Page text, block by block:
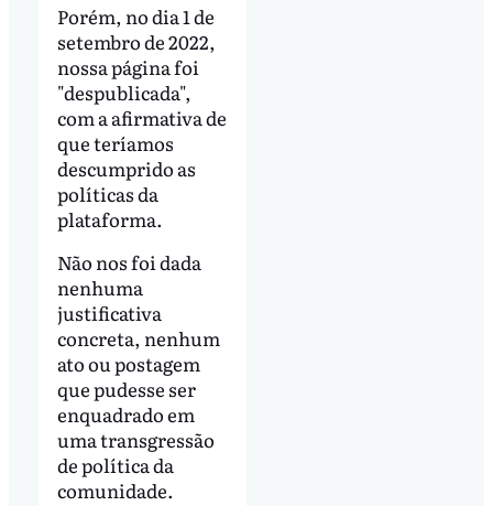
Porém, no dia 1 de
setembro de 2022,
nossa página foi
"despublicada",
com a afirmativa de
que teríamos
descumprido as
políticas da
plataforma.
Não nos foi dada
nenhuma
justificativa
concreta, nenhum
ato ou postagem
que pudesse ser
enquadrado em
uma transgressão
de política da
comunidade.